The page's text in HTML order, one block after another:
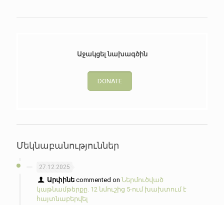
Աջակցել նախագծին
DONATE
Մեկնաբանություններ
27.12.2025
Արփինե commented onՆերմուծված
կաթնամթերքը. 12 նմուշից 5-ում խախտում է
հայտնաբերվել